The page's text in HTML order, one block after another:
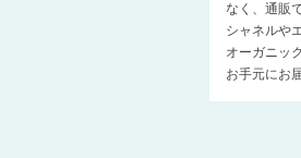
なく、通販
シャネルや
オーガニッ
お手元にお